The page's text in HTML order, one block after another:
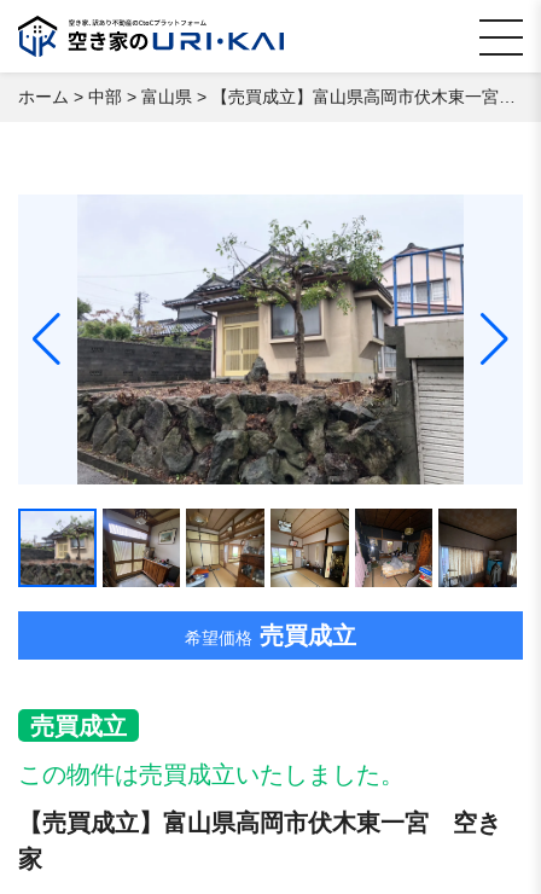
ホーム > 中部 > 富山県 > 【売買成立】富山県高岡市伏木東一宮 空き家
希望価格 売買成立
売買成立
この物件は売買成立いたしました。
【売買成立】富山県高岡市伏木東一宮 空き
家